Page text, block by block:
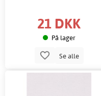
21 DKK
På lager
Se alle